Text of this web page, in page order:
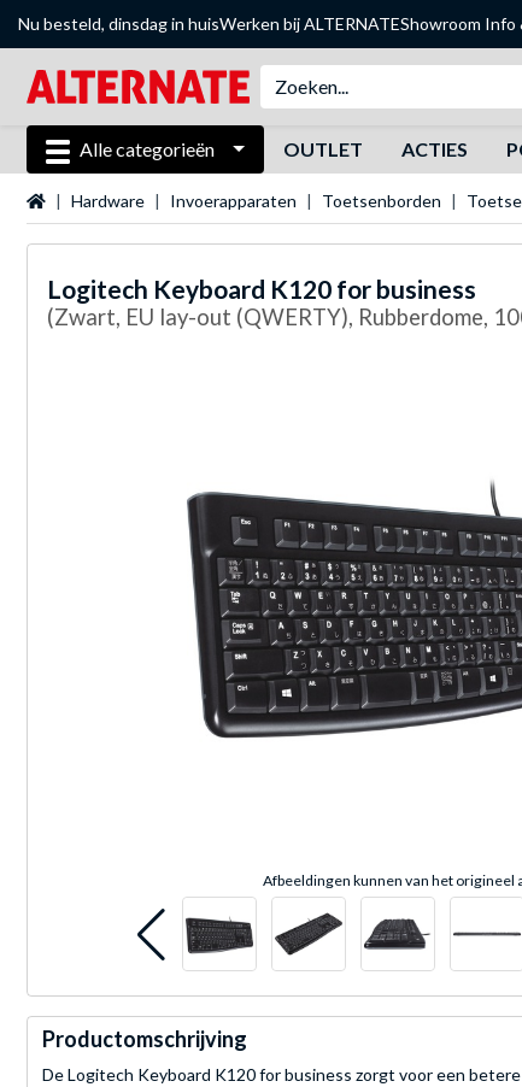
Nu besteld, dinsdag in huisWerken bij ALTERNATEShowroom Info
Alle categorieën OUTLET ACTIES
Startpagina
Hardware Invoerapparaten Toetsenborden
Logitech Keyboard K120 for business
(Zwart, EU lay-out (QWERTY), Rubberdome,
Afbeeldingen kunnen van het origineel
Productomschrijving
De Logitech Keyboard K120 for business zorgt voor een